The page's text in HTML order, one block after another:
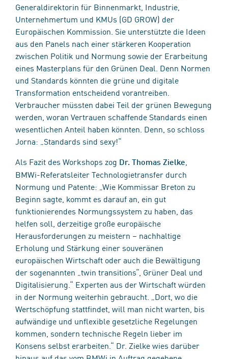
Generaldirektorin für Binnenmarkt, Industrie,
Unternehmertum und KMUs (GD GROW) der
Europäischen Kommission. Sie unterstützte die Ideen
aus den Panels nach einer stärkeren Kooperation
zwischen Politik und Normung sowie der Erarbeitung
eines Masterplans für den Grünen Deal. Denn Normen
und Standards könnten die grüne und digitale
Transformation entscheidend vorantreiben.
Verbraucher müssten dabei Teil der grünen Bewegung
werden, woran Vertrauen schaffende Standards einen
wesentlichen Anteil haben könnten. Denn, so schloss
Jorna: „Standards sind sexy!“
Als Fazit des Workshops zog Dr. Thomas Zielke
BMWi-Referatsleiter Technologietransfer durch
Normung und Patente: „Wie Kommissar Breton zu
Beginn sagte, kommt es darauf an, ein gut
funktionierendes Normungssystem zu haben, das
helfen soll, derzeitige große europäische
Herausforderungen zu meistern – nachhaltige
Erholung und Stärkung einer souveränen
europäischen Wirtschaft oder auch die Bewältigung
der sogenannten „twin transitions“, Grüner Deal und
Digitalisierung.“ Experten aus der Wirtschaft würden
in der Normung weiterhin gebraucht. „Dort, wo die
Wertschöpfung stattfindet, will man nicht warten, bis
aufwändige und unflexible gesetzliche Regelungen
kommen, sondern technische Regeln lieber im
Konsens selbst erarbeiten.“ Dr. Zielke wies darüber